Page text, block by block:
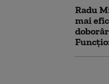
Radu
mai